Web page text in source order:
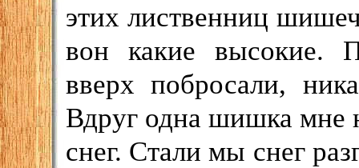
этих лиственниц
вон какие высокие.
вверх побросали,
Вдруг одна шишка мне
снег. Стали мы снег